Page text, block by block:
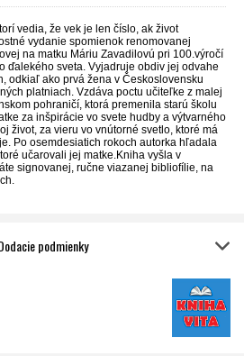
vedia, že vek je len číslo, ak život
vydanie spomienok renomovanej
na matku Máriu Zavadilovú pri 100.výročí
ďalekého sveta. Vyjadruje obdiv jej odvahe
odkiaľ ako prvá žena v Československu
platniach. Vzdáva poctu učiteľke z malej
pohraničí, ktorá premenila starú školu
za inšpirácie vo svete hudby a výtvarného
život, za vieru vo vnútorné svetlo, ktoré má
Po osemdesiatich rokoch autorka hľadala
učarovali jej matke.Kniha vyšla v
signovanej, ručne viazanej bibliofílie, na
podmienky